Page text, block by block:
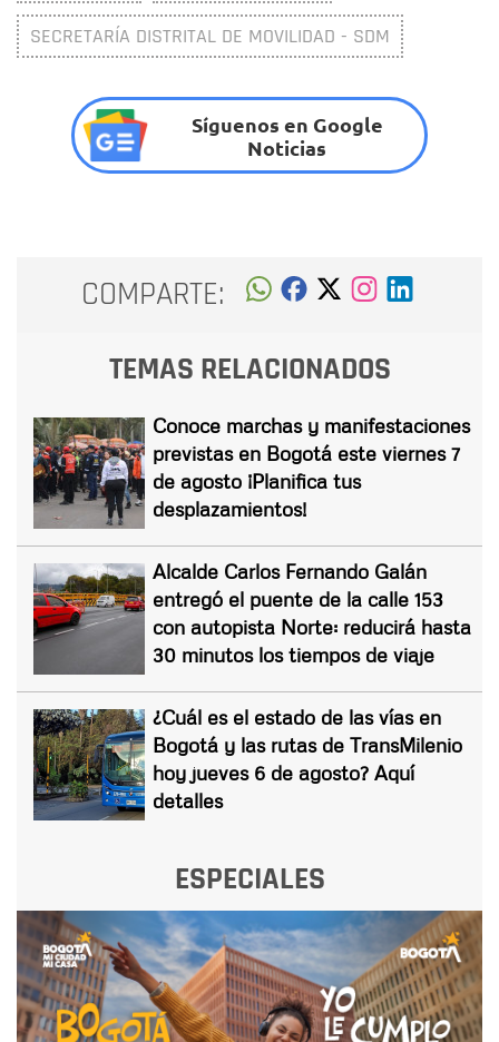
SECRETARÍA DISTRITAL DE MOVILIDAD - SDM
Síguenos en Google
Noticias
COMPARTE:
TEMAS RELACIONADOS
Conoce marchas y manifestaciones
previstas en Bogotá este viernes 7
de agosto ¡Planifica tus
desplazamientos!
Alcalde Carlos Fernando Galán
entregó el puente de la calle 153
con autopista Norte: reducirá hasta
30 minutos los tiempos de viaje
¿Cuál es el estado de las vías en
Bogotá y las rutas de TransMilenio
hoy jueves 6 de agosto? Aquí
detalles
ESPECIALES